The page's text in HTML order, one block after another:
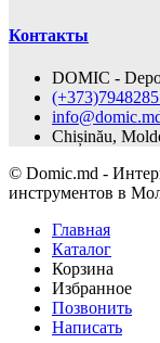
Контакты
DOMIC -
Chișinău,
© Domic.md -
инструментов в
Главная
Каталог
Корзина
Избранное
Позвонить
Написать